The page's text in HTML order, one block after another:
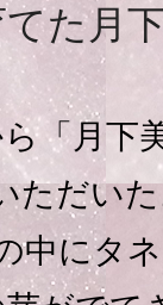
た月
「月下
ただい
中にタ